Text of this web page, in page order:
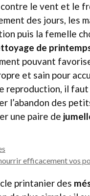
le vent et le
des jours, les
puis la femelle
de
pouvant
et sain pour
reproduction, il
l’abandon des
une paire de
efficacement vos
printanier des